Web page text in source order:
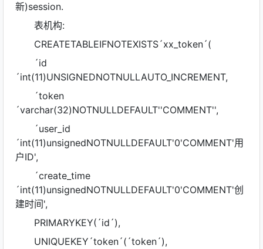
新)session.
表机构:
CREATETABLEIFNOTEXISTS´xx_token´(
´id
´int(11)UNSIGNEDNOTNULLAUTO_INCREMENT,
´token
´varchar(32)NOTNULLDEFAULT''COMMENT'',
´user_id
´int(11)unsignedNOTNULLDEFAULT'0'COMMENT'用
户ID',
´create_time
´int(11)unsignedNOTNULLDEFAULT'0'COMMENT'创
建时间',
PRIMARYKEY(´id´),
UNIQUEKEY´token´(´token´),